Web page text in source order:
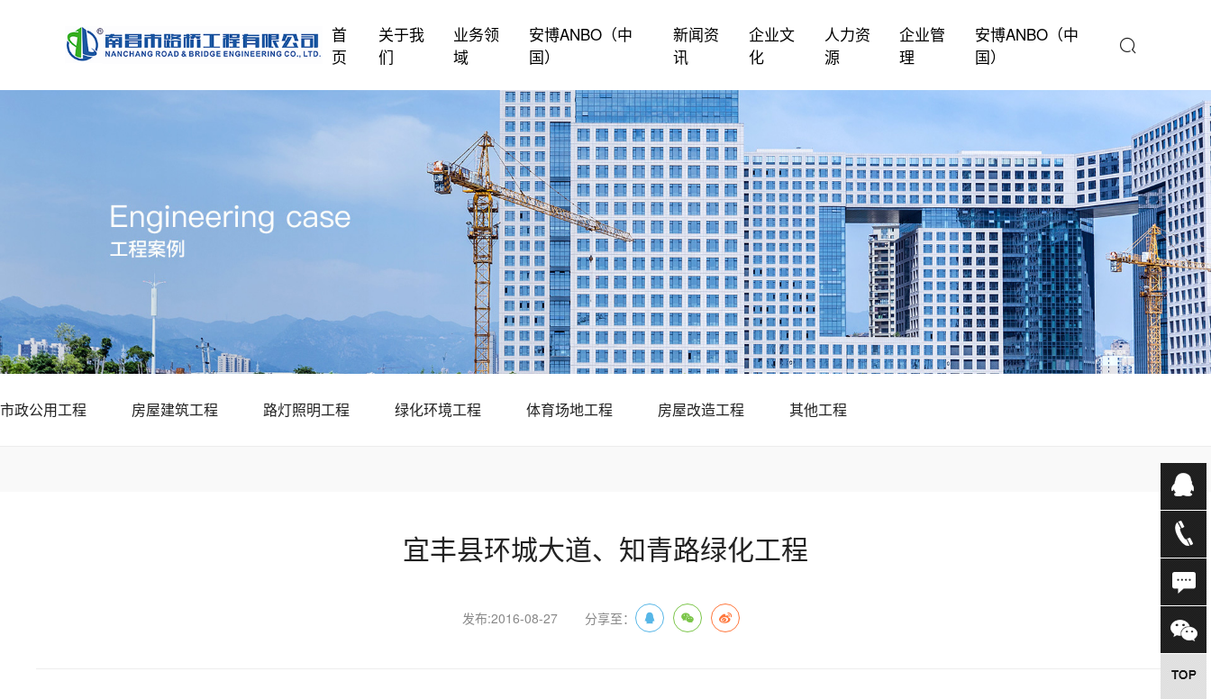
首
页
关于我
们
业务领
域
安博ANBO（中
国）
新闻资
讯
企业文
化
人力资
源
企业管
理
安博ANBO（中
国）
市政公用工程 房屋建筑工程 路灯照明工程 绿化环境工程 体育场地工程 房屋改造工程 其他工程
宜丰县环城大道、知青路绿化工程
发布:2016-08-27 分享至：